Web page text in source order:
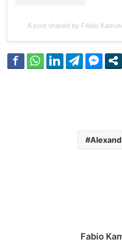
A post shared by Fábio
Fabio